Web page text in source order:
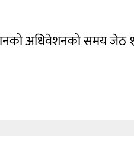
अधिवेशनको समय जेठ